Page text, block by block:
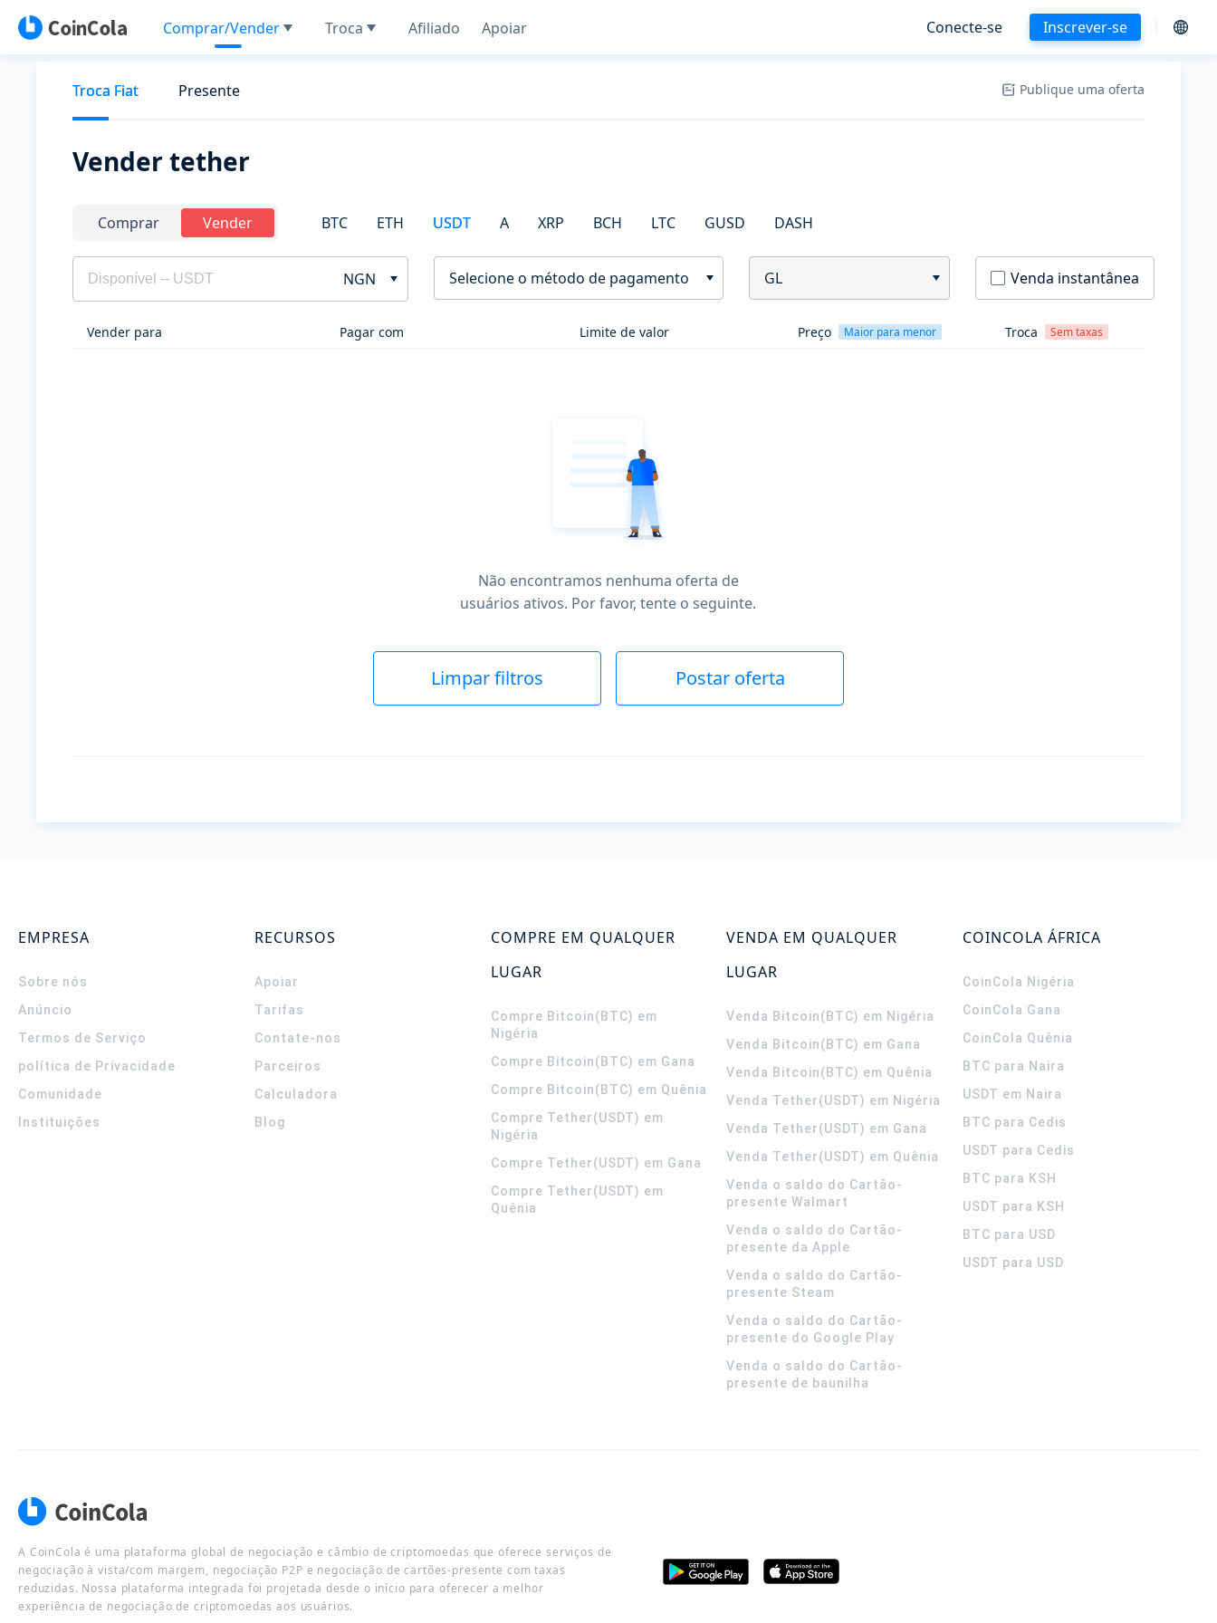
Comprar/Vender Troca Afiliado Apoiar Conecte-se Inscrever-se
Troca Fiat Presente Publique uma oferta
Vender tether
Comprar Vender BTC ETH USDT A XRP BCH LTC GUSD DASH
NGN Selecione o método de pagamento GL Venda instantânea
Vender para Pagar com Limite de valor Preço Maior para menor Troca Sem taxas
Não encontramos nenhuma oferta de
usuários ativos. Por favor, tente o seguinte.
Limpar filtros Postar oferta
EMPRESA
Sobre nós
Anúncio
Termos de Serviço
política de Privacidade
Comunidade
Instituições
RECURSOS
Apoiar
Tarifas
Contate-nos
Parceiros
Calculadora
Blog
COMPRE EM QUALQUER
LUGAR
Compre Bitcoin(BTC) em
Nigéria
Compre Bitcoin(BTC) em Gana
Compre Bitcoin(BTC) em Quênia
Compre Tether(USDT) em
Nigéria
Compre Tether(USDT) em Gana
Compre Tether(USDT) em
Quênia
VENDA EM QUALQUER
LUGAR
Venda Bitcoin(BTC) em Nigéria
Venda Bitcoin(BTC) em Gana
Venda Bitcoin(BTC) em Quênia
Venda Tether(USDT) em Nigéria
Venda Tether(USDT) em Gana
Venda Tether(USDT) em Quênia
Venda o saldo do Cartão-
presente Walmart
Venda o saldo do Cartão-
presente da Apple
Venda o saldo do Cartão-
presente Steam
Venda o saldo do Cartão-
presente do Google Play
Venda o saldo do Cartão-
presente de baunilha
COINCOLA ÁFRICA
CoinCola Nigéria
CoinCola Gana
CoinCola Quênia
BTC para Naira
USDT em Naira
BTC para Cedis
USDT para Cedis
BTC para KSH
USDT para KSH
BTC para USD
USDT para USD
A CoinCola é uma plataforma global de negociação e câmbio de criptomoedas que oferece serviços de
negociação à vista/com margem, negociação P2P e negociação de cartões-presente com taxas
reduzidas. Nossa plataforma integrada foi projetada desde o início para oferecer a melhor
experiência de negociação de criptomoedas aos usuários.